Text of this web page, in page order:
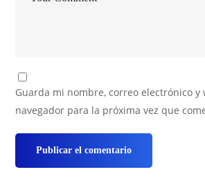
Guarda mi nombre, correo electrónico y
navegador para la próxima vez que